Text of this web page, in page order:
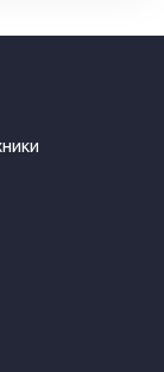
под
и
или